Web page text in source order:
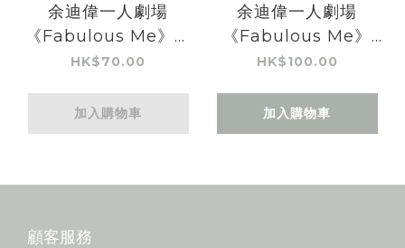
余迪偉一人劇場
《Fabulous Me》應
援毛巾
HK$70.00
加入購物車
余迪偉一人劇場
《Fabulous Me》
Tote Bag
HK$100.00
加入購物車
顧客服務